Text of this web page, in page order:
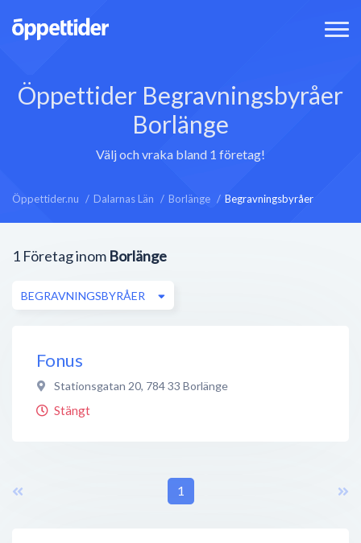
Öppettider Begravningsbyråer
Borlänge
Välj och vraka bland 1 företag!
Öppettider.nu Dalarnas Län Borlänge Begravningsbyråer
1 Företag inom Borlänge
BEGRAVNINGSBYRÅER
Fonus
Stationsgatan 20, 784 33 Borlänge
Stängt
1